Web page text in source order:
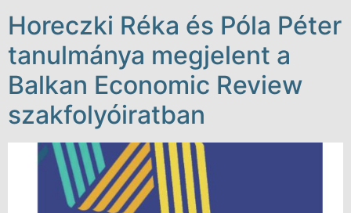
Horeczki Réka és Póla Péter
tanulmánya megjelent a
Balkan Economic Review
szakfolyóiratban